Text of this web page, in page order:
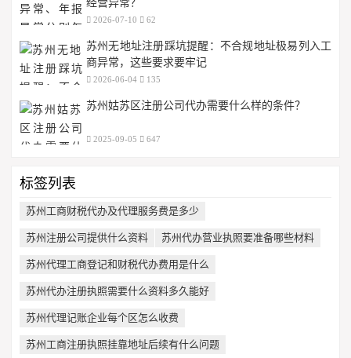
经营异常？
2026-07-10 62
苏州无地址注册踩坑提醒：不合规地址极易列入工
商异常，这些要求要牢记
2026-06-04 135
苏州姑苏区注册公司代办需要什么样的条件？
2025-09-05 647
标签列表
苏州工商财税代办及代理服务费是多少
苏州注册公司提供什么资料 苏州代办营业执照要准备哪些材料
苏州代理工商登记和财税代办费用是什么
苏州代办注册执照需要什么资料多久能好
苏州代理记账企业每个区怎么收费
苏州工商注册执照挂靠地址后续有什么问题